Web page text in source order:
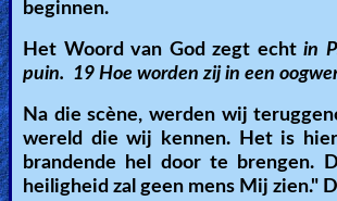
beginnen.
Het Woord van God zegt echtin
puin. 19 Hoe worden zij in een
Na die scène, werden wij
wereld die wij kennen. Het is
brandende hel door te brengen.
heiligheid zal geen mens Mij zien."